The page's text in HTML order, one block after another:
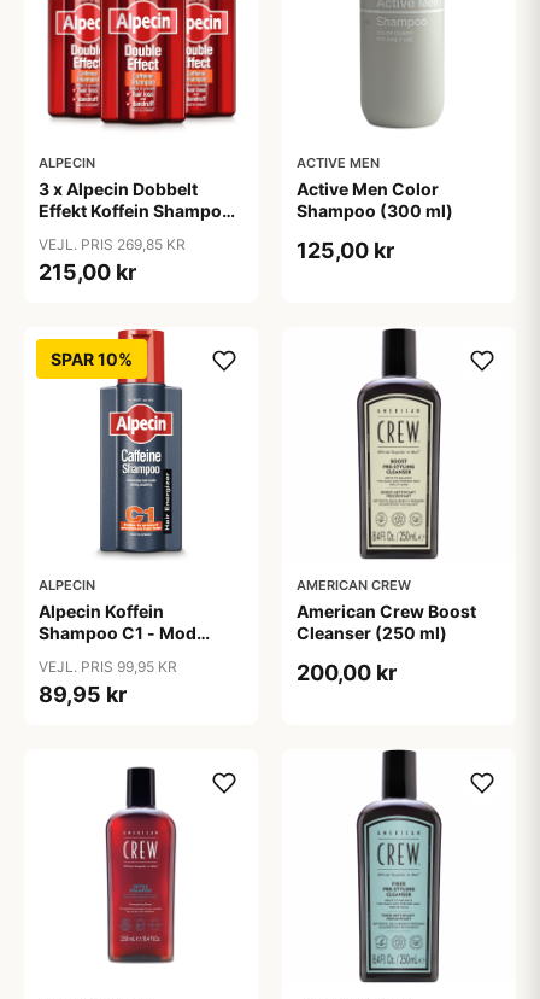
ALPECIN
3 x Alpecin Dobbelt
Effekt Koffein Shampoo
VEJL. PRIS 269,85 KR
215,00 kr
ACTIVE MEN
Active Men Color
Shampoo (300 ml)
125,00 kr
SPAR 10%
ALPECIN
Alpecin Koffein
Shampoo C1 - Mod
VEJL. PRIS 99,95 KR
89,95 kr
AMERICAN CREW
American Crew Boost
Cleanser (250 ml)
200,00 kr